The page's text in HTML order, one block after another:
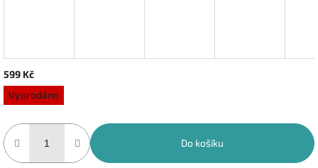
599 Kč
Měrná
cena:
Vyprodáno
Do košíku